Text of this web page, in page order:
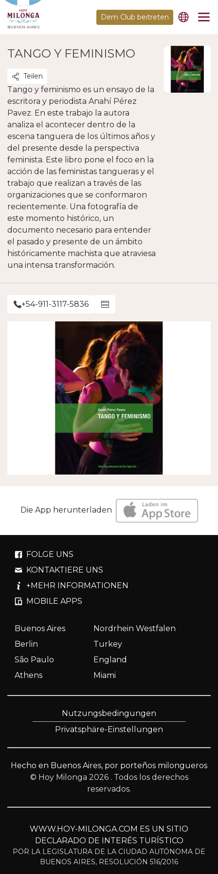
BUENOS AIRES
Dem Club beitreten
TANGO Y FEMINISMO
Teilen
Tango y feminismo es un ensayo de la
escritora y periodista Anahí Pérez
Pavez. En este trabajo la autora
analiza el acontecer dentro de la
escena tanguera de los últimos años y
del presente desde la perspectiva
feminista. Este libro pone el foco en la
acción de las feministas tangueras y el
trabajo que realizan a través de las
organizaciones que se conformaron
recientemente. Una fotografía de
este momento histórico, un
documento necesario para entender
el pasado y presente de un ámbito
históricamente machista que atraviesa
una intensa transformación.
+54-911-3117-5836
Die App herunterladen
FOLGE UNS
KONTAKTIERE UNS
+MEHR INFORMATIONEN
MOBILE APPS
Buenos Aires
Nordrhein Westfalen
Berlin
Turkey
São Paulo
England
Athens
Miami
Nutzungsbedingungen
Privatsphäre-Einstellungen
Hecho en Buenos Aires, por porteños milongueros
© Hoy Milonga 2026 . Todos los derechos
reservados.
WWW.HOY-MILONGA.COM ES UN SITIO
DECLARADO DE INTERÉS TURÍSTICO
POR LA LEGISLATURA DE LA CIUDAD AUTÓNOMA DE
BUENOS AIRES, RESOLUCIÓN 516/2016